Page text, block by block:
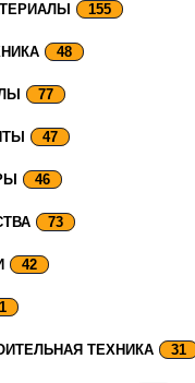
155
48
77
47
46
73
42
ТЕХНИКА 31